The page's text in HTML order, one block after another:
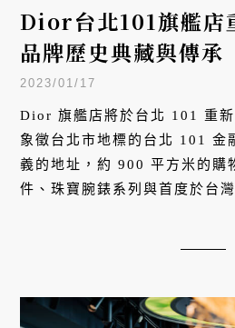
Dior台北101旗艦店
品牌歷史典藏與傳承
2023/01/17
Dior 旗艦店將於台北 101 重
象徵台北市地標的台北 101 金
義的地址，約 900 平方米的購
件、珠寶腕錶系列與首度於台